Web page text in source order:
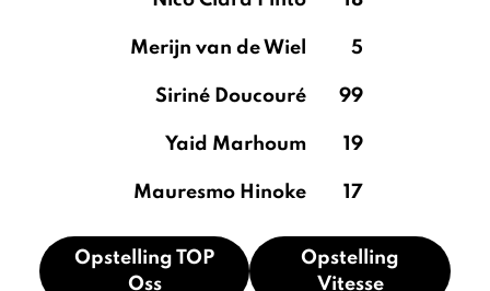
Merijn van de Wiel 5
Siriné Doucouré 99
Yaid Marhoum 19
Mauresmo Hinoke 17
Opstelling TOP
Oss
Opstelling
Vitesse